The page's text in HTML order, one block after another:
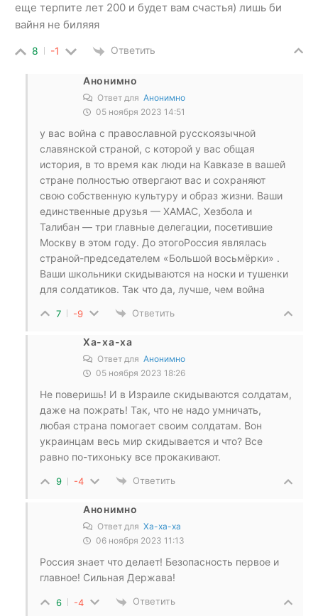
еще терпите лет 200 и будет вам счастья) лишь би
вайня не биляяя
8 -1 Ответить
Анонимно
Ответ для Анонимно
05 ноября 2023 14:51
у вас война с православной русскоязычной
славянской страной, с которой у вас общая
история, в то время как люди на Кавказе в вашей
стране полностью отвергают вас и сохраняют
свою собственную культуру и образ жизни. Ваши
единственные друзья — ХАМАС, Хезбола и
Талибан — три главные делегации, посетившие
Москву в этом году. До этогоРоссия являлась
страной-председателем «Большой восьмёрки» .
Ваши школьники скидываются на носки и тушенки
для солдатиков. Так что да, лучше, чем война
7 -9 Ответить
Ха-ха-ха
Ответ для Анонимно
05 ноября 2023 18:26
Не поверишь! И в Израиле скидываются солдатам,
даже на пожрать! Так, что не надо умничать,
любая страна помогает своим солдатам. Вон
украинцам весь мир скидывается и что? Все
равно по-тихоньку все прокакивают.
9 -4 Ответить
Анонимно
Ответ для Ха-ха-ха
06 ноября 2023 11:13
Россия знает что делает! Безопасность первое и
главное! Сильная Держава!
6 -4 Ответить